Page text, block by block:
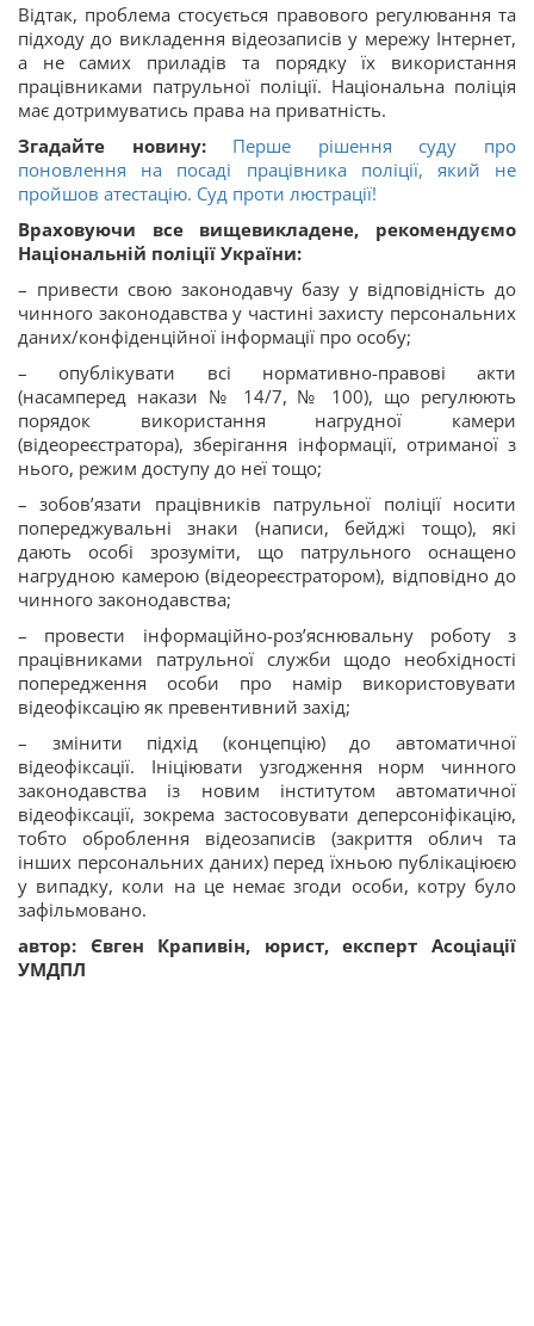
Відтак, проблема стосується правового регулювання та
підходу до викладення відеозаписів у мережу Інтернет,
а не самих приладів та порядку їх використання
працівниками патрульної поліції. Національна поліція
має дотримуватись права на приватність.
Згадайте новину:
Перше рішення суду про
поновлення на посаді працівника поліції, який не
пройшов атестацію. Суд проти люстрації!
Враховуючи все вищевикладене, рекомендуємо
Національній поліції України:
– привести свою законодавчу базу у відповідність до
чинного законодавства у частині захисту персональних
даних/конфіденційної інформації про особу;
– опублікувати всі нормативно-правові акти
(насамперед накази № 14/7, № 100), що регулюють
порядок використання нагрудної камери
(відеореєстратора), зберігання інформації, отриманої з
нього, режим доступу до неї тощо;
– зобов’язати працівників патрульної поліції носити
попереджувальні знаки (написи, бейджі тощо), які
дають особі зрозуміти, що патрульного оснащено
нагрудною камерою (відеореєстратором), відповідно до
чинного законодавства;
– провести інформаційно-роз’яснювальну роботу з
працівниками патрульної служби щодо необхідності
попередження особи про намір використовувати
відеофіксацію як превентивний захід;
– змінити підхід (концепцію) до автоматичної
відеофіксації. Ініціювати узгодження норм чинного
законодавства із новим інститутом автоматичної
відеофіксації, зокрема застосовувати деперсоніфікацію,
тобто оброблення відеозаписів (закриття облич та
інших персональних даних) перед їхньою публікаціюєю
у випадку, коли на це немає згоди особи, котру було
зафільмовано.
автор: Євген Крапивін, юрист, експерт Асоціації
УМДПЛ